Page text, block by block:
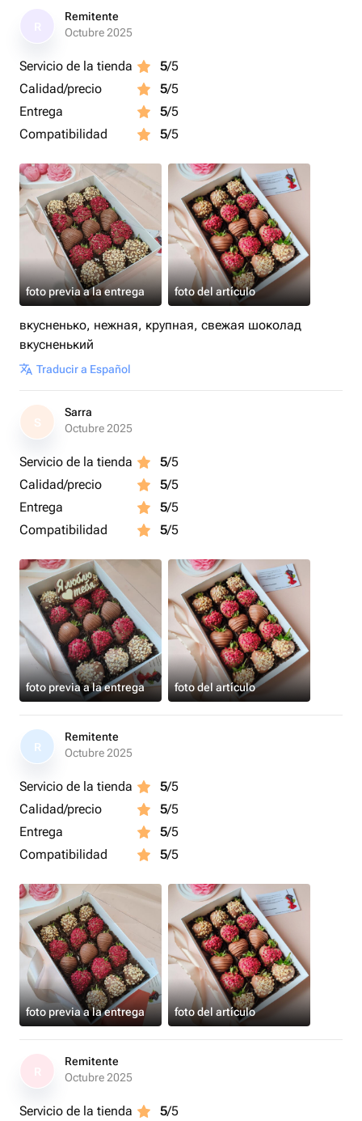
Размер коробочки: 15×20×5 см.
Рекомендуем употребить в первые 12 часов.
Рекомендуем хранить клубнику в шоколаде в
холодильнике.
Перед употреблением подержать 15 минут при
комнатной температуре.
Приятного аппетита 🍓
Remitente
Octubre 2025
Servicio de la tienda 5/5
Calidad/precio
5/5
Entrega
5/5
Compatibilidad
5/5
foto previa a la entrega foto del artículo
вкусненько, нежная, крупная, свежая шоколад
вкусненький
Traducir a Español
S
Sarra
Octubre 2025
Servicio de la tienda 5/5
Calidad/precio
5/5
Entrega
5/5
Compatibilidad
5/5
foto previa a la entrega foto del artículo
R
Remitente
Octubre 2025
Servicio de la tienda 5/5
Calidad/precio
5/5
Entrega
5/5
Compatibilidad
5/5
foto previa a la entrega foto del artículo
Remitente
Octubre 2025
Servicio de la tienda 5/5